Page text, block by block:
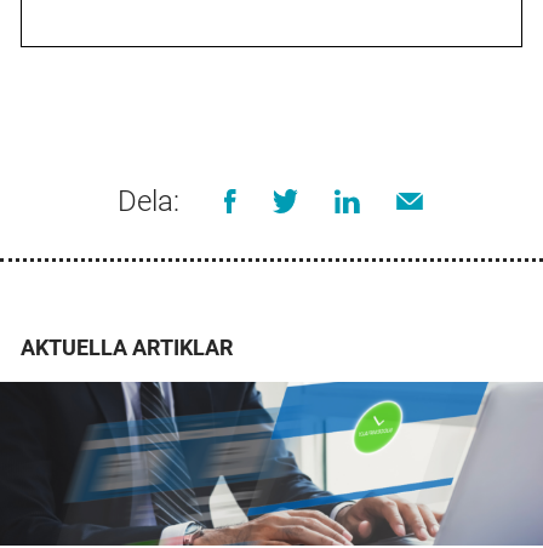
Dela:
AKTUELLA ARTIKLAR